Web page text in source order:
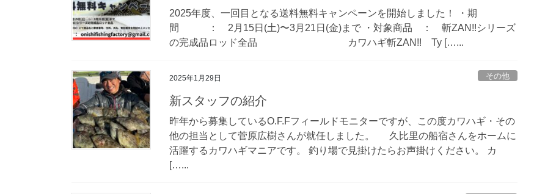
2025年度、一回目となる送料無料キャンペーンを開始しました！ ・期
間 ： 2月15日(土)〜3月21日(金)まで ・対象商品 ： 斬ZAN!!シリーズ
の完成品ロッド全品 カワハギ斬ZAN!! Ty […...
2025年1月29日 その他
新スタッフの紹介
昨年から募集しているO.F.Fフィールドモニターですが、この度カワハギ・その
他の担当として菅原広樹さんが就任しました。 久比里の船宿さんをホームに
活躍するカワハギマニアです。 釣り場で見掛けたらお声掛けください。 カ
[…...